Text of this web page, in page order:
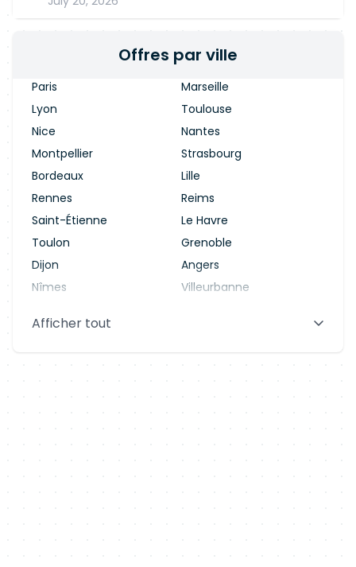
Offres par ville
Paris
Marseille
Lyon
Toulouse
Nice
Nantes
Montpellier
Strasbourg
Bordeaux
Lille
Rennes
Reims
Saint-Étienne
Le Havre
Toulon
Grenoble
Dijon
Angers
Nîmes
Villeurbanne
Aix-en-Provence
Afficher tout